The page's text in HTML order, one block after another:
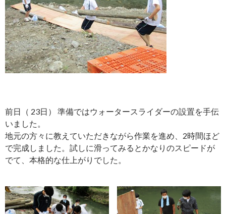
前日（ 23日） 準備ではウォータースライダーの設置を手伝
いました。
地元の方々に教えていただきながら作業を進め、2時間ほど
で完成しました。試しに滑ってみるとかなりのスピードが
でて、本格的な仕上がりでした。